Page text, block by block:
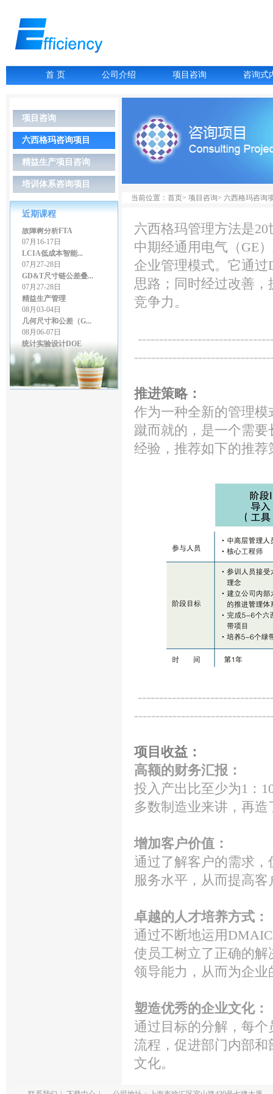
首 页 公司介绍 项目咨询 咨询式
项目咨询
六西格玛咨询项目
精益生产项目咨询
培训体系咨询项目
近期课程
07月06-07日
故障树分析FTA
07月16-17日
07月27-28日
08月03-04日
几何尺寸和公差（G...
08月06-07日
统计实验设计DOE
08月13-14日
检具设计GD&T
08月24日
价值流程图管理-VS...
07月06-07日
07月16-17日
LCIA低成本智能...
07月27-28日
GD&T尺寸链公差叠...
07月27-28日
精益生产管理
08月03-04日
几何尺寸和公差（G...
08月06-07日
统计实验设计DOE
08月13-14日
检具设计GD&T
08月24日
价值流程图管理-VS...
当前位置：首页> 项目咨询> 六西格玛咨询
六西格玛管理方法是
中期经通用电气（GE
企业管理模式。它通
思路；同时经过改善
竞争力。
推进策略：
作为一种全新的管理
蹴而就的，是一个需
经验，推荐如下的推荐
项目收益：
高额的财务汇报：
投入产出比至少为1：
多数制造业来讲，再
增加客户价值：
通过了解客户的需求
服务水平，从而提高客
卓越的人才培养方式：
通过不断地运用
使员工树立了正确的
领导能力，从而为企
塑造优秀的企业文化：
通过目标的分解，每
流程，促进部门内部
文化。